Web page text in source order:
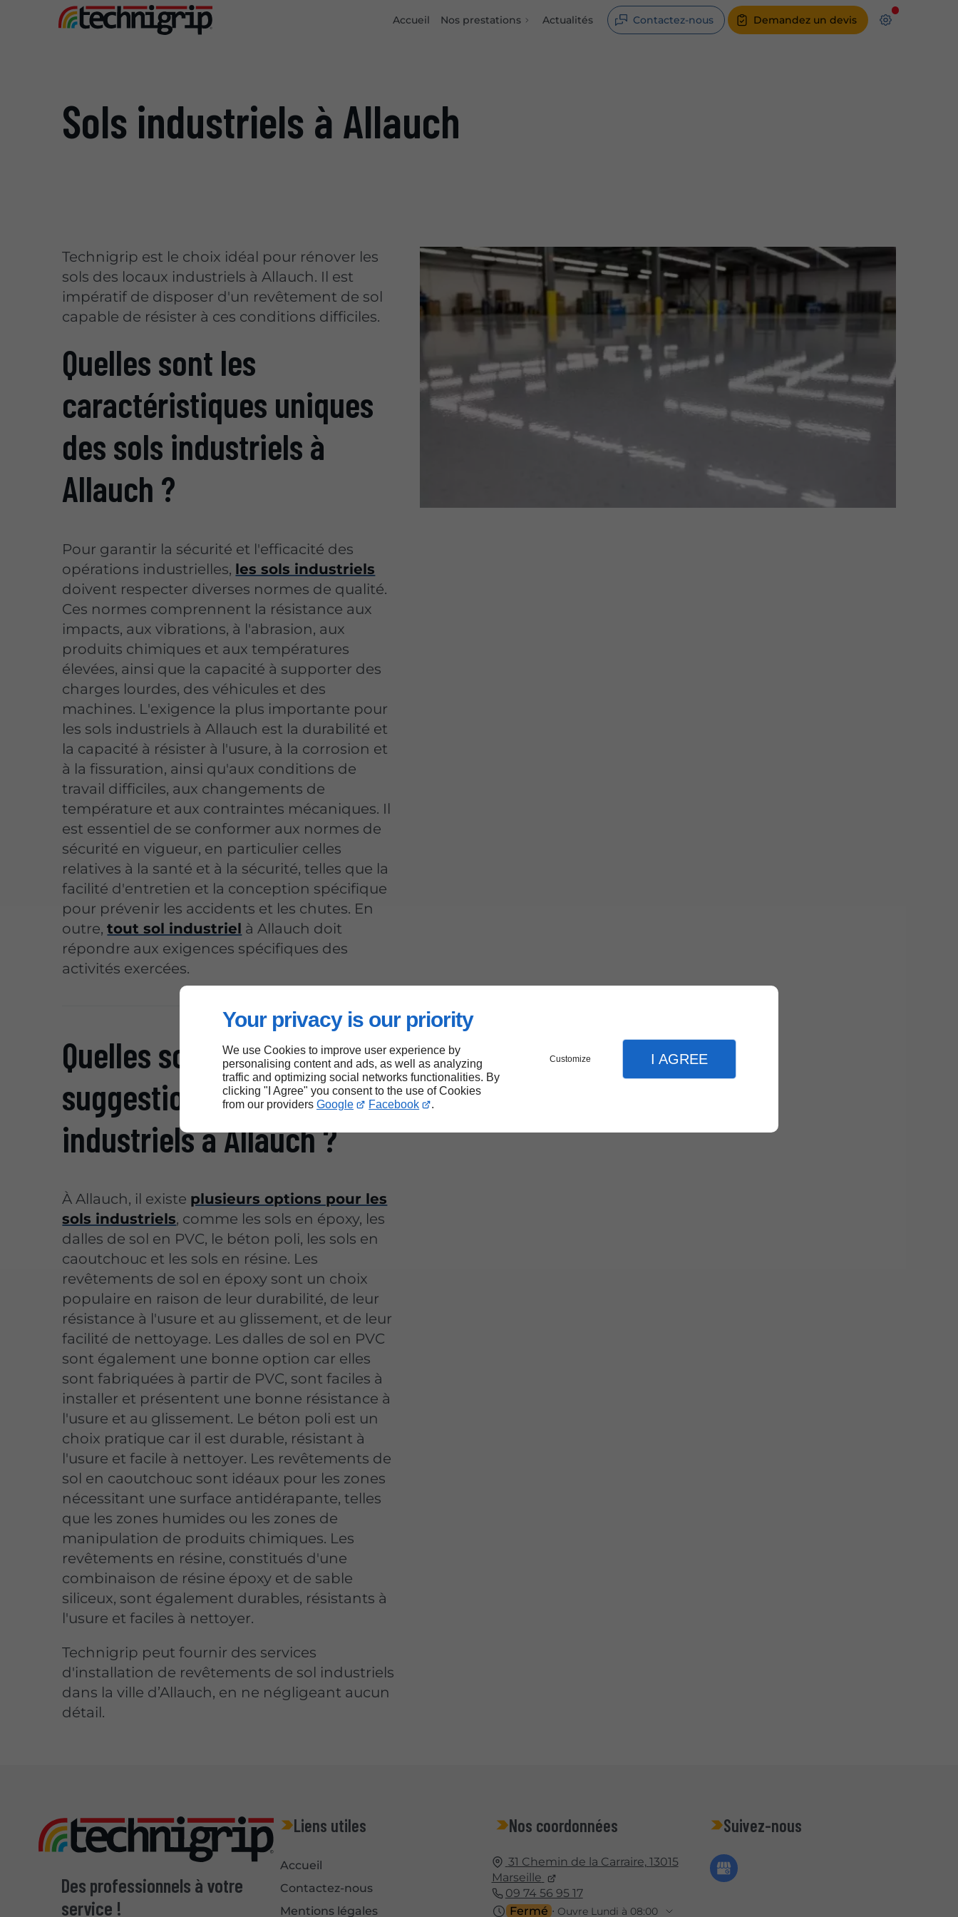
Your privacy is our priority
We use Cookies to improve user experience by
personalising content and ads, as well as analyzing
traffic and optimizing social networks functionalities. By
clicking "I Agree" you consent to the use of Cookies
from our providers Google Facebook .
Customize I AGREE
Accueil Nos prestations Actualités Contactez-nous Demandez un devis
Sols industriels à Allauch
Technigrip est le choix idéal pour rénover les
sols des locaux industriels à Allauch. Il est
impératif de disposer d'un revêtement de sol
capable de résister à ces conditions difficiles.
Quelles sont les
caractéristiques uniques
des sols industriels à
Allauch ?
Pour garantir la sécurité et l'efficacité des
opérations industrielles, les sols industriels
doivent respecter diverses normes de qualité.
Ces normes comprennent la résistance aux
impacts, aux vibrations, à l'abrasion, aux
produits chimiques et aux températures
élevées, ainsi que la capacité à supporter des
charges lourdes, des véhicules et des
machines. L'exigence la plus importante pour
les sols industriels à Allauch est la durabilité et
la capacité à résister à l'usure, à la corrosion et
à la fissuration, ainsi qu'aux conditions de
travail difficiles, aux changements de
température et aux contraintes mécaniques. Il
est essentiel de se conformer aux normes de
sécurité en vigueur, en particulier celles
relatives à la santé et à la sécurité, telles que la
facilité d'entretien et la conception spécifique
pour prévenir les accidents et les chutes. En
outre,tout sol industriel à Allauch doit
répondre aux exigences spécifiques des
activités exercées.
Quelles sont les
suggestions pour les sols
industriels à Allauch ?
À Allauch, il existe plusieurs options pour les
sols industriels, comme les sols en époxy, les
dalles de sol en PVC, le béton poli, les sols en
caoutchouc et les sols en résine. Les
revêtements de sol en époxy sont un choix
populaire en raison de leur durabilité, de leur
résistance à l'usure et au glissement, et de leur
facilité de nettoyage. Les dalles de sol en PVC
sont également une bonne option car elles
sont fabriquées à partir de PVC, sont faciles à
installer et présentent une bonne résistance à
l'usure et au glissement. Le béton poli est un
choix pratique car il est durable, résistant à
l'usure et facile à nettoyer. Les revêtements de
sol en caoutchouc sont idéaux pour les zones
nécessitant une surface antidérapante, telles
que les zones humides ou les zones de
manipulation de produits chimiques. Les
revêtements en résine, constitués d'une
combinaison de résine époxy et de sable
siliceux, sont également durables, résistants à
l'usure et faciles à nettoyer.
Technigrip peut fournir des services
d'installation de revêtements de sol industriels
dans la ville d’Allauch, en ne négligeant aucun
détail.
Des professionnels à votre
service !
Liens utiles
Accueil
Contactez-nous
Mentions légales
Nos coordonnées
31 Chemin de la Carraire, 13015
Marseille
09 74 56 95 17
Fermé ⋅ Ouvre Lundi à 08:00
Suivez-nous